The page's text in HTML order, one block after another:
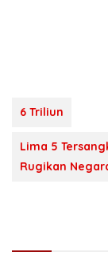
6 Triliun
Lima 5
Rugikan